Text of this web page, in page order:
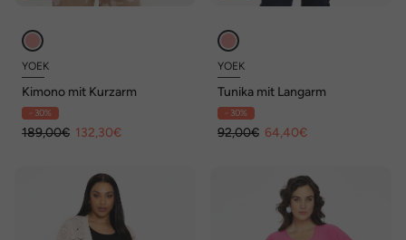
YOEK
Kimono mit Kurzarm
- 30%
189,00€ 132,30€
YOEK
Tunika mit Langarm
- 30%
92,00€ 64,40€